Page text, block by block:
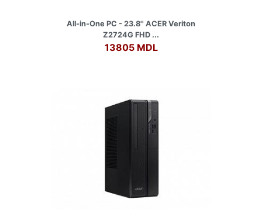
All-in-One PC - 23.8'' ACER Veriton
Z2724G FHD ...
13805 MDL